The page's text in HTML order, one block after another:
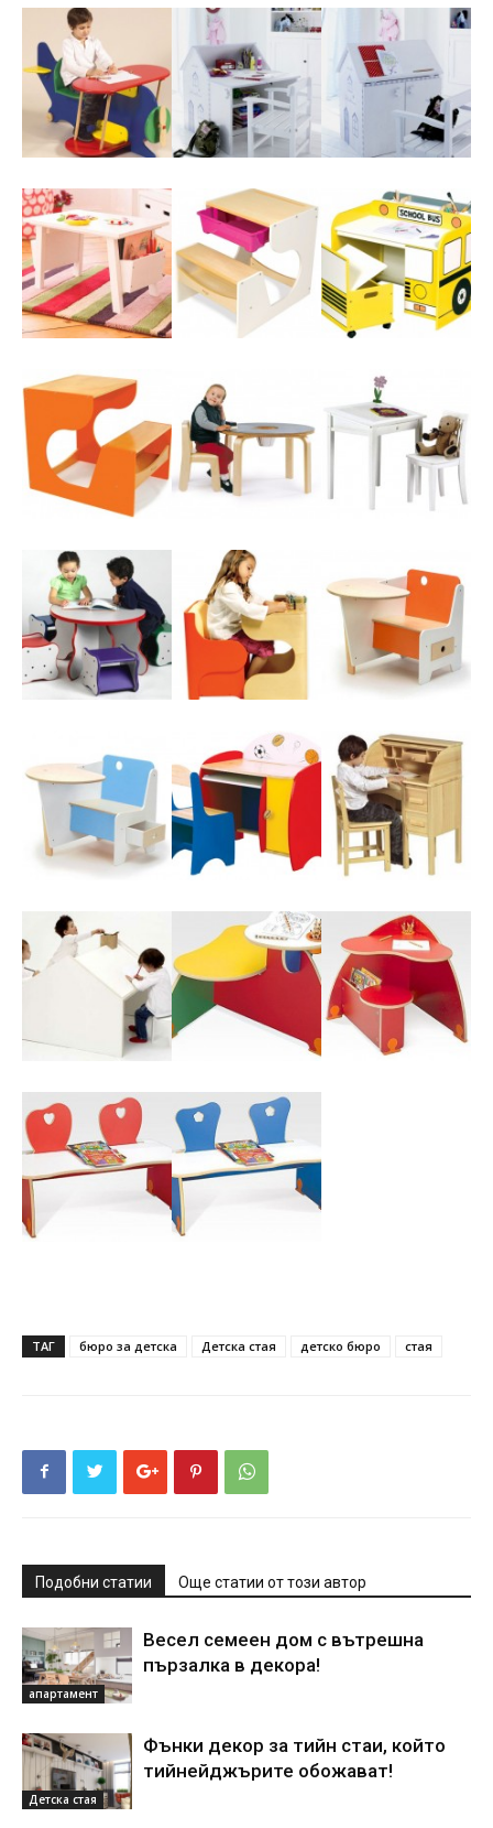
ТАГ бюро за детска Детска стая детско бюро стая
Подобни статии Още статии от този автор
апартамент
Весел семеен дом с вътрешна
пързалка в декора!
Детска стая
Фънки декор за тийн стаи, който
тийнейджърите обожават!